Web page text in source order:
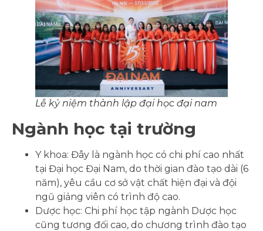
Lễ kỷ niệm thành lập đại học đại nam
Ngành học tại trường
Y khoa: Đây là ngành học có chi phí cao nhất
tại Đại học Đại Nam, do thời gian đào tạo dài (6
năm), yêu cầu cơ sở vật chất hiện đại và đội
ngũ giảng viên có trình độ cao.
Dược học: Chi phí học tập ngành Dược học
cũng tương đối cao, do chương trình đào tạo